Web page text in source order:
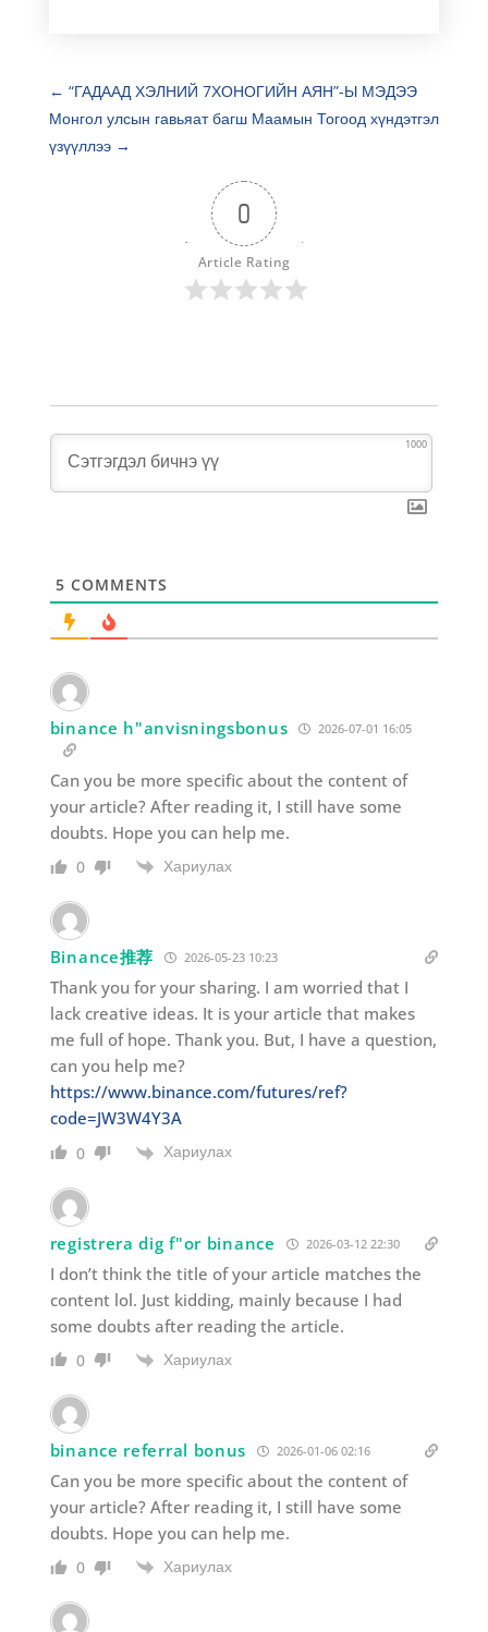
← “ГАДААД ХЭЛНИЙ 7ХОНОГИЙН АЯН”-Ы МЭДЭЭ
Монгол улсын гавьяат багш Маамын Тогоод хүндэтгэл
үзүүллээ →
0
Article Rating
1000
5 COMMENTS
binance h"anvisningsbonus 2026-07-01 16:05
Can you be more specific about the content of
your article? After reading it, I still have some
doubts. Hope you can help me.
0 Хариулах
Binance推荐 2026-05-23 10:23
Thank you for your sharing. I am worried that I
lack creative ideas. It is your article that makes
me full of hope. Thank you. But, I have a question,
can you help me?
https://www.binance.com/futures/ref?
code=JW3W4Y3A
0 Хариулах
registrera dig f"or binance 2026-03-12 22:30
I don’t think the title of your article matches the
content lol. Just kidding, mainly because I had
some doubts after reading the article.
0 Хариулах
binance referral bonus 2026-01-06 02:16
Can you be more specific about the content of
your article? After reading it, I still have some
doubts. Hope you can help me.
0 Хариулах